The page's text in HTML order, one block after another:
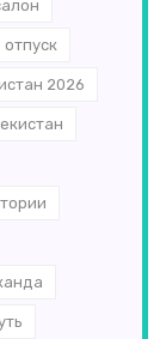
отпуск
2026